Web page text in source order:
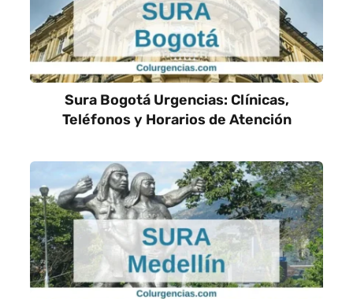
Sura Bogotá Urgencias: Clínicas,
Teléfonos y Horarios de Atención